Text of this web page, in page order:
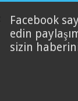
Facebook
edin
sizin